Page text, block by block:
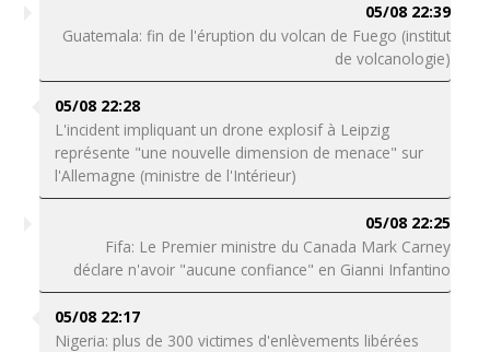
05/08 22:39
Guatemala: fin de l'éruption du volcan de Fuego (institut
de volcanologie)
05/08 22:28
L'incident impliquant un drone explosif à Leipzig
représente "une nouvelle dimension de menace" sur
l'Allemagne (ministre de l'Intérieur)
05/08 22:25
Fifa: Le Premier ministre du Canada Mark Carney
déclare n'avoir "aucune confiance" en Gianni Infantino
05/08 22:17
Nigeria: plus de 300 victimes d'enlèvements libérées